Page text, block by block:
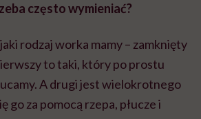
często wymieniać?
rodzaj worka mamy – zamknięty
to taki, który po prostu
A drugi jest wielokrotnego
go za pomocą rzepa, płucze i